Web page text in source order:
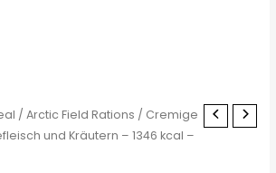
/Arctic Field Rations / Cremige
und Kräutern – 1346 kcal –